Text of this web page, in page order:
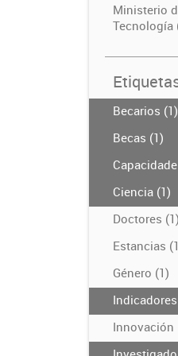
Ministerio
Tecnología
Becarios (1)
Becas (1)
Ciencia (1)
Doctores (1)
Estancias
Género (1)
Innovación